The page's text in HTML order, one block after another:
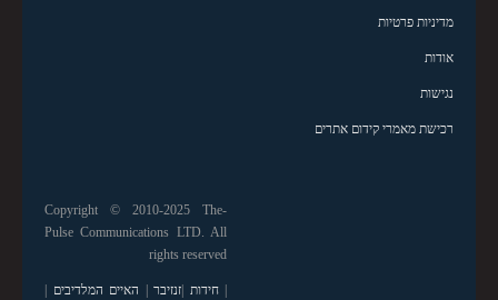
מדיניות פרטיות
אודות
נגישות
רכישת מאמרי קידום אתרים
Copyright © 2010-2025 The-
Pulse Communications LTD. All
rights reserved
|חידות זנזיבר האיים המלדיבים